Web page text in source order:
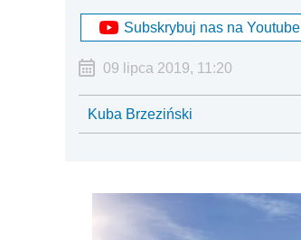
Subskrybuj nas na Youtube
09 lipca 2019, 11:20
Kuba Brzeziński